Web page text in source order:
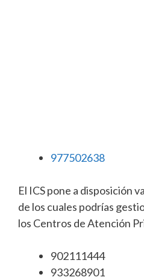
977502638
El ICS pone a disposición
de los cuales podrías
los Centros de Atención
902111444
933268901